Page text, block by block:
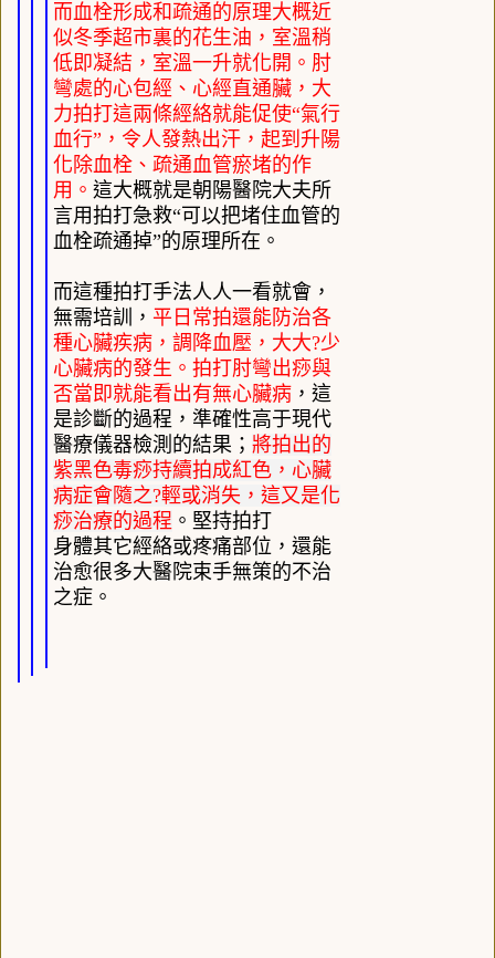
而血栓形成和疏通的原理大概近
似冬季超市裏的花生油，室溫稍
低即凝結，室溫一升就化開。肘
彎處的心包經、心經直通臟，大
力拍打這兩條經絡就能促使“氣行
血行”，令人發熱出汗，起到升陽
化除血栓、疏通血管瘀堵的作
用。 這大概就是朝陽醫院大夫所
言用拍打急救“可以把堵住血管的
血栓疏通掉”的原理所在。
而這種拍打手法人人一看就會，
無需培訓， 平日常拍還能防治各
種心臟疾病，調降血壓，大大?少
心臟病的發生。拍打肘彎出痧與
否當即就能看出有無心臟病，這
是診斷的過程，準確性高于現代
醫療儀器檢測的結果； 將拍出的
紫黑色毒痧持續拍成紅色，心臟
病症會隨之?輕或消失，這又是化
痧治療的過程 。堅持拍打
身體其它經絡或疼痛部位，還能
治愈很多大醫院束手無策的不治
之症。